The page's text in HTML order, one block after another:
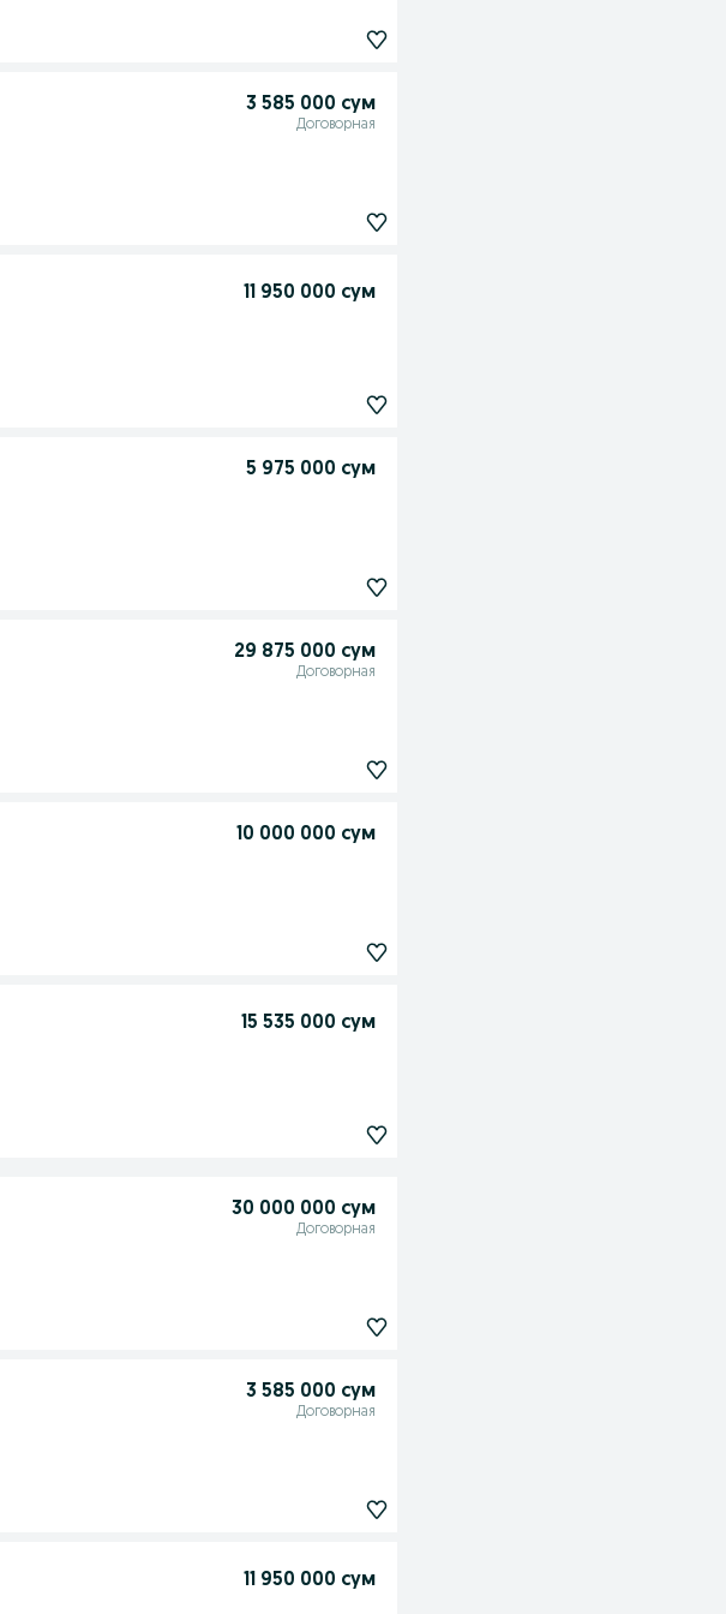
3 585 000 сум
Договорная
11 950 000 сум
5 975 000 сум
29 875 000 сум
Договорная
10 000 000 сум
15 535 000 сум
30 000 000 сум
Договорная
3 585 000 сум
Договорная
11 950 000 сум